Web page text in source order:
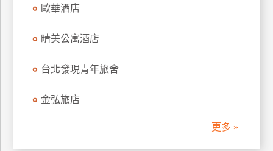
歐華酒店
晴美公寓酒店
台北發現青年旅舍
金弘旅店
更多 »